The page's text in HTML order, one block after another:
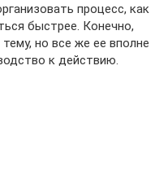
процесс, как
быстрее. Конечно,
но все же ее вполне
к действию.